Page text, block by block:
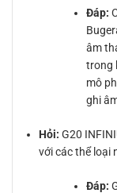
Đáp:
âm
trong
mô
ghi
Hỏi: G20
với các thể loại
Đáp: